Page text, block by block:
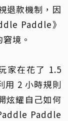
退款機制，因
Paddle》
境。
家在花了 1.5
用 2 小時規則
炫耀自己如何
Paddle